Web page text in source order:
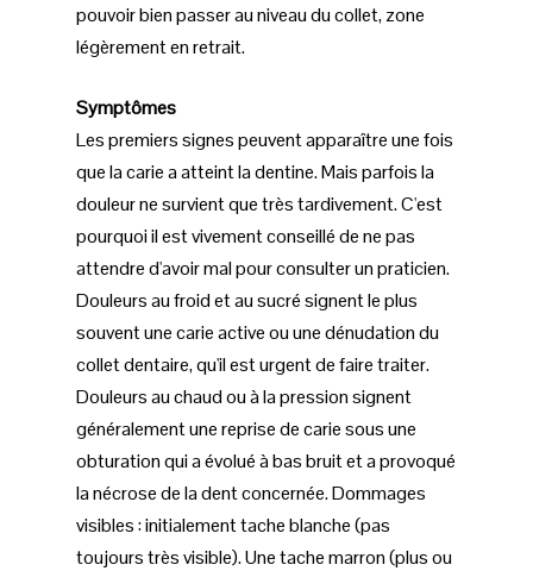
pouvoir bien passer au niveau du collet, zone
légèrement en retrait.
Symptômes
Les premiers signes peuvent apparaître une fois
que la carie a atteint la dentine. Mais parfois la
douleur ne survient que très tardivement. C'est
pourquoi il est vivement conseillé de ne pas
attendre d'avoir mal pour consulter un praticien.
Douleurs au froid et au sucré signent le plus
souvent une carie active ou une dénudation du
collet dentaire, qu'il est urgent de faire traiter.
Douleurs au chaud ou à la pression signent
généralement une reprise de carie sous une
obturation qui a évolué à bas bruit et a provoqué
la nécrose de la dent concernée. Dommages
visibles : initialement tache blanche (pas
toujours très visible). Une tache marron (plus ou